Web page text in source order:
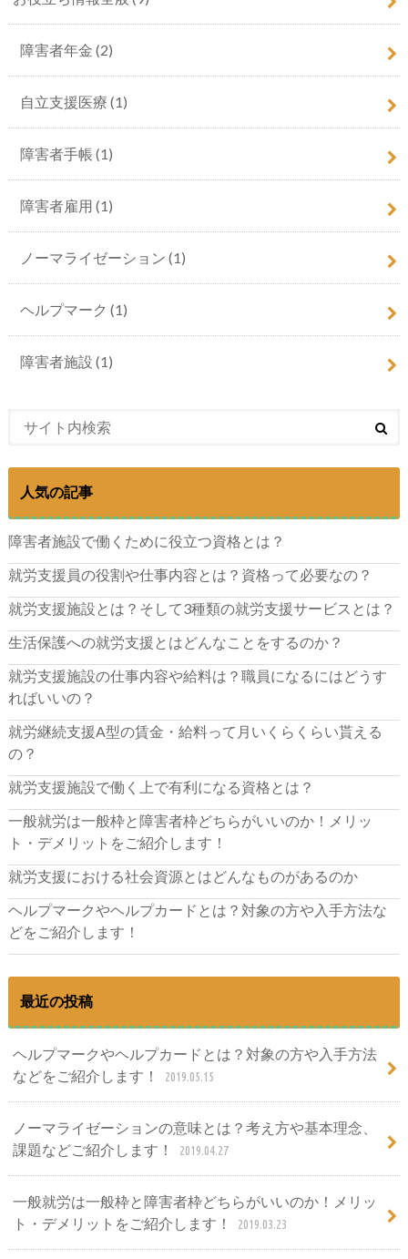
障害者年金 (2)
自立支援医療 (1)
障害者手帳 (1)
障害者雇用 (1)
ノーマライゼーション (1)
ヘルプマーク (1)
障害者施設 (1)
人気の記事
障害者施設で働くために役立つ資格とは？
就労支援員の役割や仕事内容とは？資格って必要なの？
就労支援施設とは？そして3種類の就労支援サービスとは？
生活保護への就労支援とはどんなことをするのか？
就労支援施設の仕事内容や給料は？職員になるにはどうす
ればいいの？
就労継続支援A型の賃金・給料って月いくらくらい貰える
の？
就労支援施設で働く上で有利になる資格とは？
一般就労は一般枠と障害者枠どちらがいいのか！メリッ
ト・デメリットをご紹介します！
就労支援における社会資源とはどんなものがあるのか
ヘルプマークやヘルプカードとは？対象の方や入手方法な
どをご紹介します！
最近の投稿
ヘルプマークやヘルプカードとは？対象の方や入手方法
などをご紹介します！
2019.05.15
ノーマライゼーションの意味とは？考え方や基本理念、
課題などご紹介します！
2019.04.27
一般就労は一般枠と障害者枠どちらがいいのか！メリッ
ト・デメリットをご紹介します！
2019.03.23